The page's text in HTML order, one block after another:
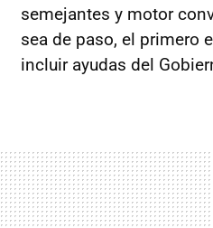
semejantes y motor
sea de paso, el primero
incluir ayudas del